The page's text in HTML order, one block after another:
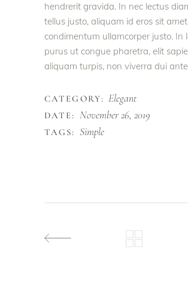
hendrerit gravida. In nec lectus
tellus justo, aliquam id eros sit
condimentum ullamcorper justo. In
purus ut congue pharetra, elit
aliquam turpis, non viverra dui
CATEGORY: Elegant
DATE: November 26, 2019
TAGS: Simple